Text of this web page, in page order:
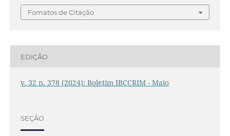
Fomatos de Citação
EDIÇÃO
v. 32 n. 378 (2024): Boletim IBCCRIM - Maio
SEÇÃO